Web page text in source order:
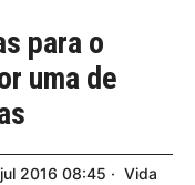
para o
uma de
jul 2016 08:45 Vida